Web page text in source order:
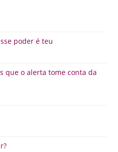
poder é teu
que o alerta tome conta da